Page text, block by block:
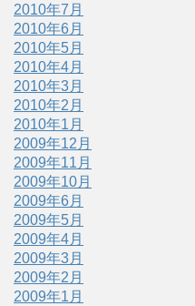
2010年7月
2010年6月
2010年5月
2010年4月
2010年3月
2010年2月
2010年1月
2009年12月
2009年11月
2009年10月
2009年6月
2009年5月
2009年4月
2009年3月
2009年2月
2009年1月